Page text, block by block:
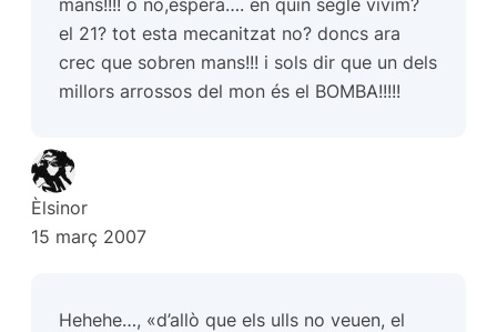
el 21? tot esta mecanitzat no? doncs ara
crec que sobren mans!!! i sols dir que un dels
millors arrossos del mon és el BOMBA!!!!!
Èlsinor
15 març 2007
Hehehe…, «d’allò que els ulls no veuen, el